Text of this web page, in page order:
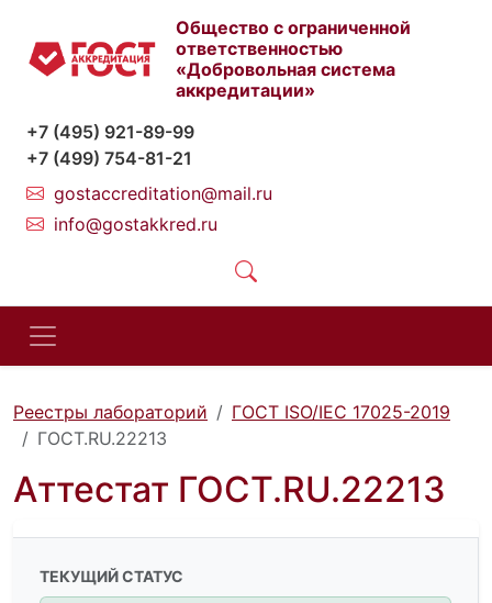
Общество с ограниченной
ответственностью
«Добровольная система
аккредитации»
+7 (495) 921-89-99
+7 (499) 754-81-21
gostaccreditation@mail.ru
info@gostakkred.ru
Реестры лабораторий
ГОСТ ISO/IEC 17025-2019
ГОСТ.RU.22213
Аттестат ГОСТ.RU.22213
ТЕКУЩИЙ СТАТУС